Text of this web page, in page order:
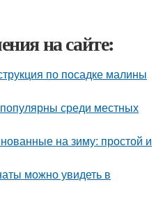
на сайте:
по посадке малины
среди местных
на зиму: простой и
можно увидеть в